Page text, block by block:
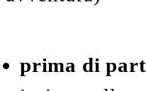
prima di